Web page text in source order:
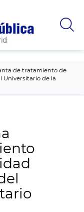
de tratamiento de
Universitario de la